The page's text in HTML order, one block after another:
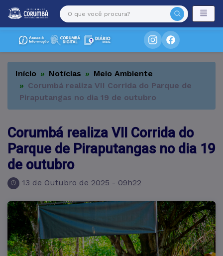
Início Notícias
Meio Ambiente
Corumbá realiza VII Corrida do Parque de
Piraputangas no dia 19 de outubro
Corumbá realiza VII Corrida do
Parque de Piraputangas no dia 19
de outubro
13 de Outubro de 2025 - 09h22